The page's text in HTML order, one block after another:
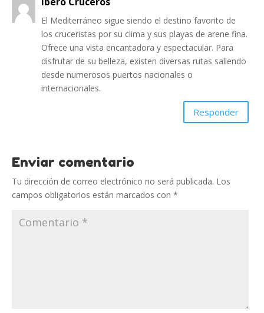
El Mediterráneo sigue siendo el destino favorito de
los cruceristas por su clima y sus playas de arene fina.
Ofrece una vista encantadora y espectacular. Para
disfrutar de su belleza, existen diversas rutas saliendo
desde numerosos puertos nacionales o
internacionales.
Responder
Enviar comentario
Tu dirección de correo electrónico no será publicada. Los
campos obligatorios están marcados con *